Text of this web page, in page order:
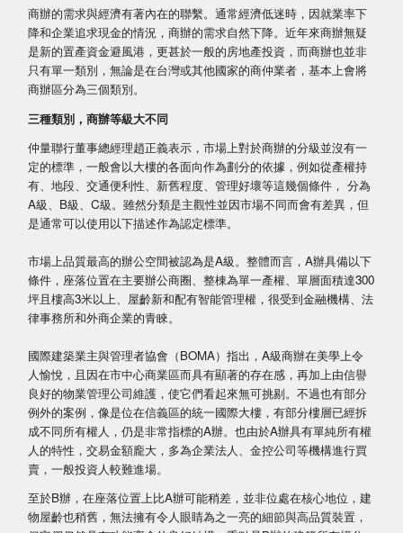
商辦的需求與經濟有著內在的聯繫。通常經濟低迷時，因就業率下
降和企業追求現金的情況，商辦的需求自然下降。近年來商辦無疑
是新的置產資金避風港，更甚於一般的房地產投資，而商辦也並非
只有單一類別，無論是在台灣或其他國家的商仲業者，基本上會將
商辦區分為三個類別。
三種類別，商辦等級大不同
仲量聯行董事總經理趙正義表示，市場上對於商辦的分級並沒有一
定的標準，一般會以大樓的各面向作為劃分的依據，例如從產權持
有、地段、交通便利性、新舊程度、管理好壞等這幾個條件， 分為
A級、B級、C級。雖然分類是主觀性並因市場不同而會有差異，但
是通常可以使用以下描述作為認定標準。
市場上品質最高的辦公空間被認為是A級。整體而言，A辦具備以下
條件，座落位置在主要辦公商圈、整棟為單一產權、單層面積達300
坪且樓高3米以上、屋齡新和配有智能管理權，很受到金融機構、法
律事務所和外商企業的青睞。
國際建築業主與管理者協會（BOMA）指出，A級商辦在美學上令
人愉悅，且因在市中心商業區而具有顯著的存在感，再加上由信譽
良好的物業管理公司維護，使它們看起來無可挑剔。不過也有部分
例外的案例，像是位在信義區的統一國際大樓，有部分樓層已經拆
成不同所有權人，仍是非常指標的A辦。也由於A辦具有單純所有權
人的特性，交易金額龐大，多為企業法人、金控公司等機構進行買
賣，一般投資人較難進場。
至於B辦，在座落位置上比A辦可能稍差，並非位處在核心地位，建
物屋齡也稍舊，無法擁有令人眼睛為之一亮的細節與高品質裝置，